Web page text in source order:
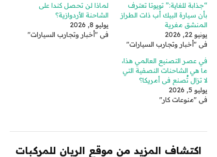
“جذابة للغاية:” تويوتا تعترف
بأن سيارة البيك أب ذات الطراز
المنشق مغرية
يونيو 22, 2026
في "أخبار وتجارب السيارات"
لماذا لن تحصل كندا على
الشاحنة الأردوازية؟
يوليو 8, 2026
في "أخبار وتجارب السيارات"
في عصر التصنيع العالمي هذا،
ما هي الشاحنات النصفية التي
لا تزال تُصنع في أمريكا؟
يوليو 5, 2026
في "منوعات كار"
اكتشاف المزيد من موقع الريان للمركبات